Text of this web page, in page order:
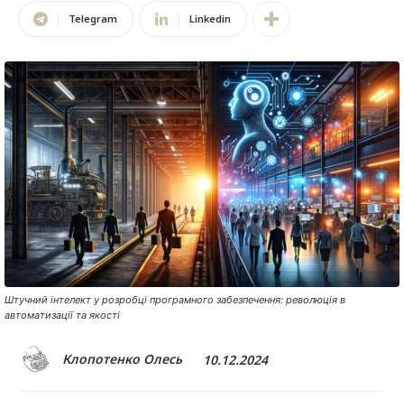
Кібербезпека
Криптовалюта
Статті
Огляди
Telegram Linkedin
Штучний інтелект у розробці програмного забезпечення: революція в
автоматизації та якості
Клопотенко Олесь 10.12.2024